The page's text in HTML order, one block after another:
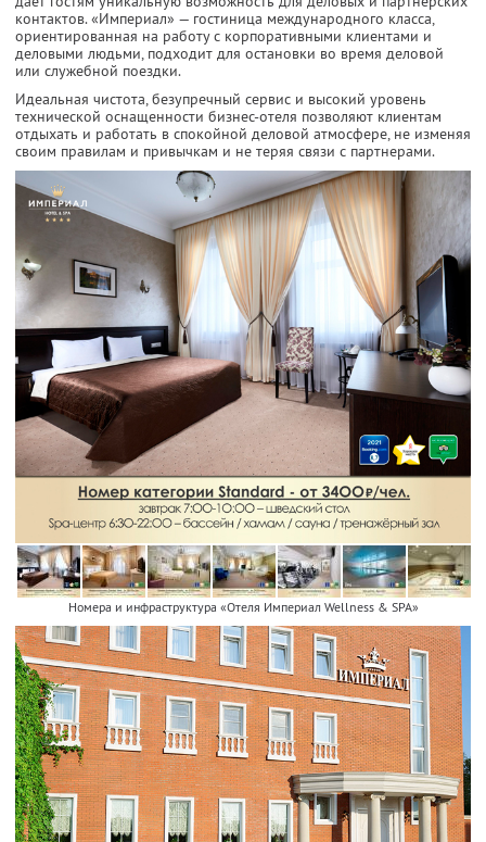
контактов. «Империал» — гостиница международного класса,
ориентированная на работу с корпоративными клиентами и
деловыми людьми, подходит для остановки во время деловой
или служебной поездки.
Идеальная чистота, безупречный сервис и высокий уровень
технической оснащенности бизнес-отеля позволяют клиентам
отдыхать и работать в спокойной деловой атмосфере, не изменяя
своим правилам и привычкам и не теряя связи с партнерами.
Номера и инфраструктура «Отеля Империал Wellness & SPA»